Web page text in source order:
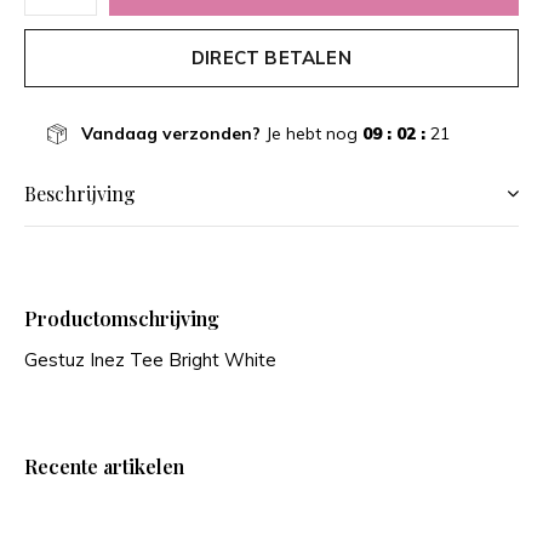
DIRECT BETALEN
Vandaag verzonden? Je hebt nog 09 : 02 : 21
Beschrijving
Productomschrijving
Gestuz Inez Tee Bright White
Recente artikelen